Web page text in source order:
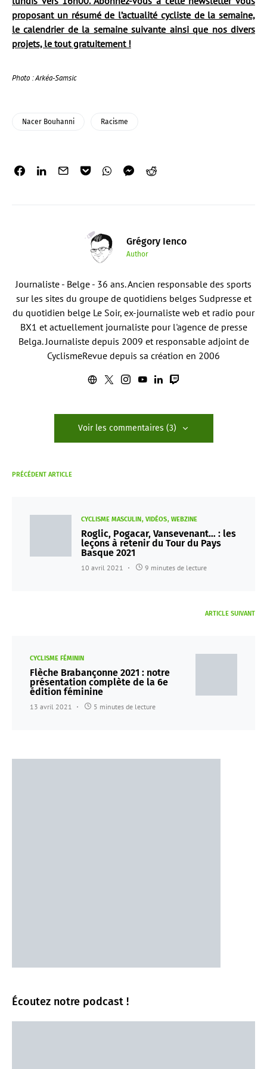
proposant un résumé de l’actualité cycliste de la semaine,
le calendrier de la semaine suivante ainsi que nos divers
projets, le tout gratuitement !
Photo : Arkéa-Samsic
Nacer Bouhanni Racisme
Grégory Ienco
Author
Journaliste - Belge - 36 ans. Ancien responsable des sports
sur les sites du groupe de quotidiens belges Sudpresse et
du quotidien belge Le Soir, ex-journaliste web et radio pour
BX1 et actuellement journaliste pour l'agence de presse
Belga. Journaliste depuis 2009 et responsable adjoint de
CyclismeRevue depuis sa création en 2006
Voir les commentaires (3)
PRÉCÉDENT ARTICLE
CYCLISME MASCULIN VIDÉOS WEBZINE
Roglic, Pogacar, Vansevenant… : les
leçons à retenir du Tour du Pays
Basque 2021
10 avril 2021 9 minutes de lecture
ARTICLE SUIVANT
CYCLISME FÉMININ
Flèche Brabançonne 2021 : notre
présentation complète de la 6e
édition féminine
13 avril 2021 5 minutes de lecture
Écoutez notre podcast !